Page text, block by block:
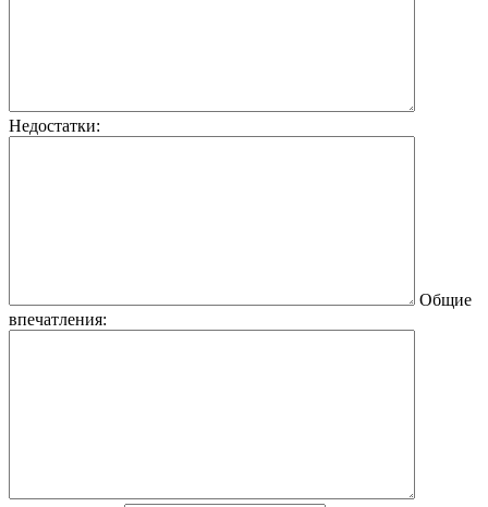
Недостатки:
Общие
впечатления: